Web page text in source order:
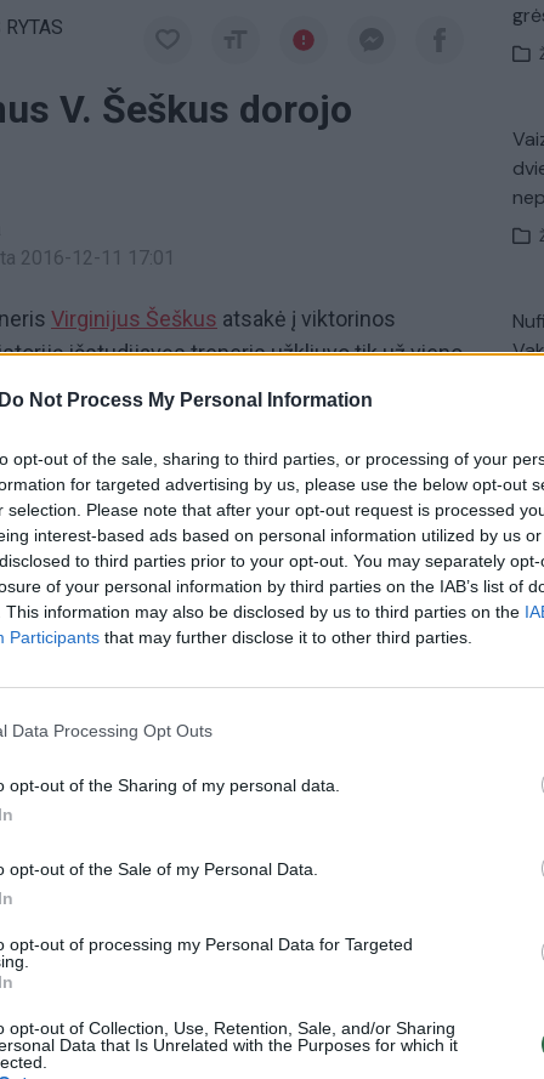
Do Not Process My Personal Information
opt-out of the sale, sharing to third parties, or processing of your
for targeted advertising by us, please use the below opt-out
selection. Please note that after your opt-out request is processed
interest-based ads based on personal information utilized by us
to third parties prior to your opt-out. You may separately
of your personal information by third parties on the IAB’s list of
This information may also be disclosed by us to third parties on the
Participants that may further disclose it to other third parties.
Data Processing Opt Outs
opt-out of the Sharing of my personal data.
opt-out of the Sale of my Personal Data.
opt-out of processing my Personal Data for Targeted
opt-out of Collection, Use, Retention, Sale, and/or Sharing
Data that Is Unrelated with the Purposes for which it
V. Šeškus dorojo
2016-12-11 17:01
Virginijus Šeškus atsakė į viktorinos
išstudijavęs treneris užkliuvo tik už vieno
padėjo atsakyti jo gudrumas. Į klausimą, kiek
klubas, treneris atsakė tik pažiūrėjęs į iškabą
Virginijus Šeškus klausimai
Pravėrė ukrainiečių pinigines: atsakė, kiek
vidutiniškai uždirba ir kaip išsilaiko šalies
akimirkas: amžinojo poilsio ji atguls
Žinios | Lietuvos diena